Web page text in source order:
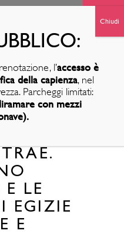
LA
E LE
EGIZIE
E
l’accesso è
della capienza, nel
Parcheggi limitati:
con mezzi